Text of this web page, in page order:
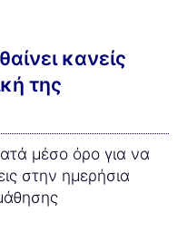
κανείς
της
μέσο όρο για να
στην ημερήσια